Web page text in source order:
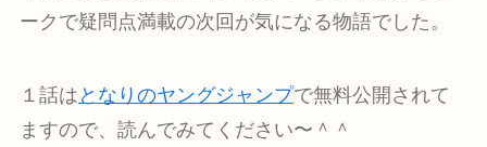
ークで疑問点満載の次回が気になる物語でした。
１話は となりのヤングジャンプで無料公開されて
ますので、読んでみてください〜＾＾